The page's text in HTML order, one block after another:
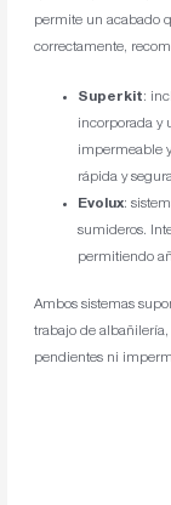
permite un acabado
correctamente,
Superkit:
incorporada y
impermeable
rápida y
Evolux:
sumideros.
permitiendo
Ambos sistemas
trabajo de
pendientes ni